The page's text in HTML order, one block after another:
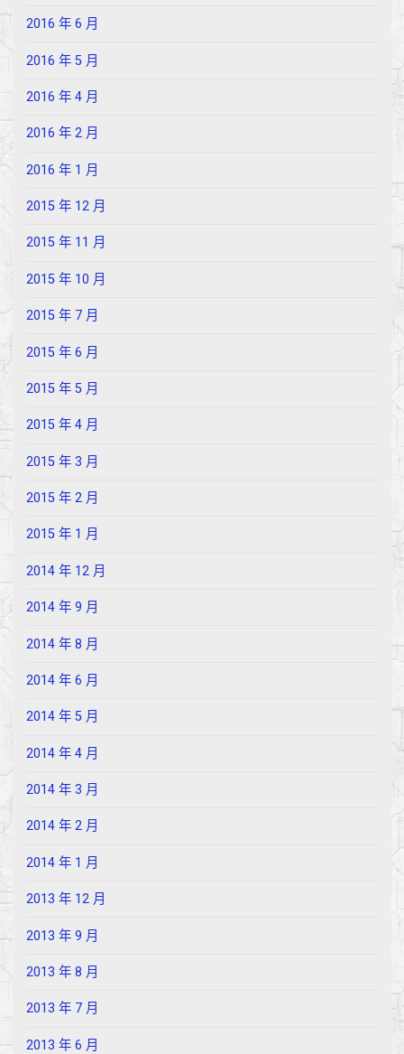
2016 年 6 月
2016 年 5 月
2016 年 4 月
2016 年 2 月
2016 年 1 月
2015 年 12 月
2015 年 11 月
2015 年 10 月
2015 年 7 月
2015 年 6 月
2015 年 5 月
2015 年 4 月
2015 年 3 月
2015 年 2 月
2015 年 1 月
2014 年 12 月
2014 年 9 月
2014 年 8 月
2014 年 6 月
2014 年 5 月
2014 年 4 月
2014 年 3 月
2014 年 2 月
2014 年 1 月
2013 年 12 月
2013 年 9 月
2013 年 8 月
2013 年 7 月
2013 年 6 月